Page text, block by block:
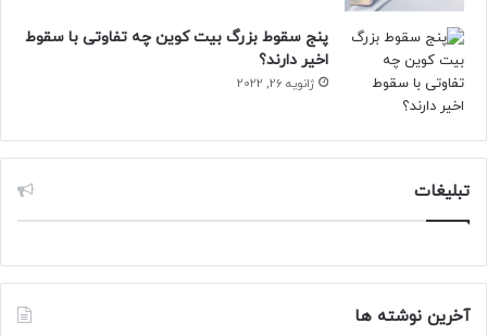
پنج سقوط بزرگ بیت کوین چه تفاوتی با سقوط
اخیر دارند؟
ژانویه 26, 2022
تبلیغات
آخرین نوشته ها